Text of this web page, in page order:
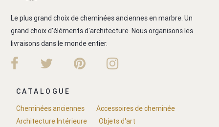
Le plus grand choix de cheminées anciennes en marbre. Un
grand choix d'éléments d'architecture. Nous organisons les
livraisons dans le monde entier.
CATALOGUE
Cheminées anciennes
Accessoires de cheminée
Architecture Intérieure
Objets d'art